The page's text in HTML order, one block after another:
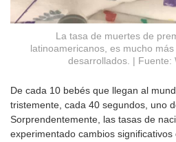
La tasa de muertes de
latinoamericanos, es mucho
desarrollados. | Fuente:
De cada 10 bebés que llegan al
tristemente, cada 40 segundos, uno
Sorprendentemente, las tasas de
experimentado cambios